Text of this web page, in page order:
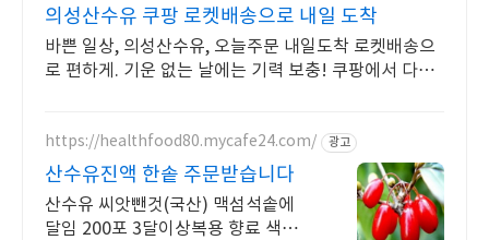
의성산수유 쿠팡 로켓배송으로 내일 도착
바쁜 일상, 의성산수유, 오늘주문 내일도착 로켓배송으
로 편하게. 기운 없는 날에는 기력 보충! 쿠팡에서 다양
https://healthfood80.mycafe24.com/ 광고
산수유진액 한솥 주문받습니다
산수유 씨앗뺀것(국산) 맥섬석솥에
달임 200포 3달이상복용 향료 색소